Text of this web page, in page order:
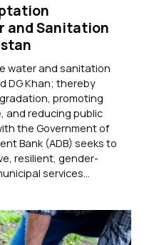
and Sanitation
water and sanitation
DG Khan; thereby
promoting
and reducing public
the Government of
Bank (ADB) seeks to
resilient, gender-
services...